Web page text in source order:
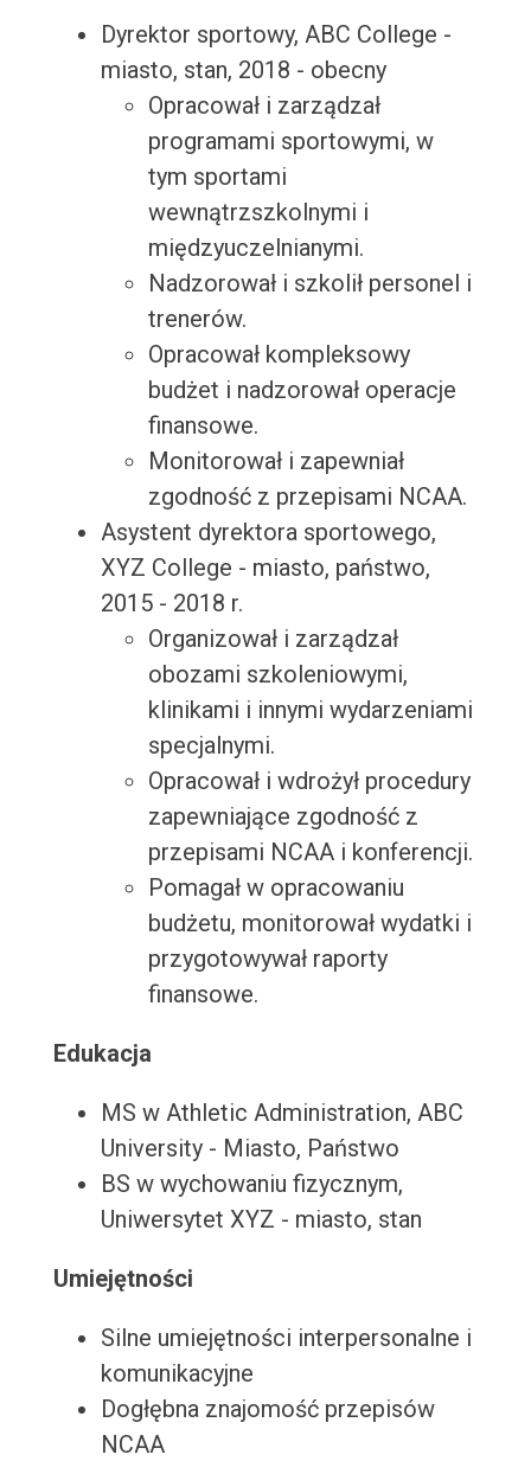
Dyrektor sportowy, ABC College -
miasto, stan, 2018 - obecny
Opracował i zarządzał
programami sportowymi, w
tym sportami
wewnątrzszkolnymi i
międzyuczelnianymi.
Nadzorował i szkolił personel i
trenerów.
Opracował kompleksowy
budżet i nadzorował operacje
finansowe.
Monitorował i zapewniał
zgodność z przepisami NCAA.
Asystent dyrektora sportowego,
XYZ College - miasto, państwo,
2015 - 2018 r.
Organizował i zarządzał
obozami szkoleniowymi,
klinikami i innymi wydarzeniami
specjalnymi.
Opracował i wdrożył procedury
zapewniające zgodność z
przepisami NCAA i konferencji.
Pomagał w opracowaniu
budżetu, monitorował wydatki i
przygotowywał raporty
finansowe.
Edukacja
MS w Athletic Administration, ABC
University - Miasto, Państwo
BS w wychowaniu fizycznym,
Uniwersytet XYZ - miasto, stan
Umiejętności
Silne umiejętności interpersonalne i
komunikacyjne
Dogłębna znajomość przepisów
NCAA